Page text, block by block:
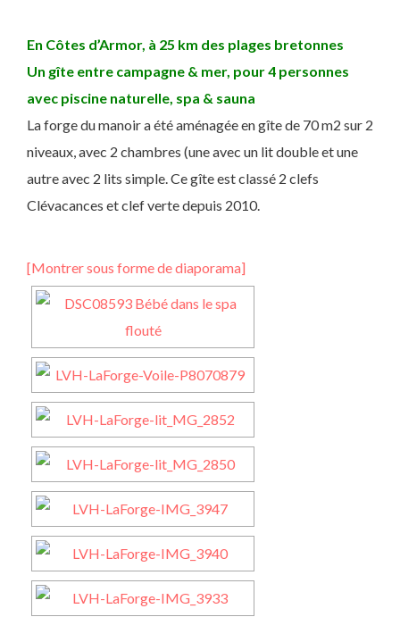
En Côtes d’Armor, à 25 km des plages bretonnes
Un gîte entre campagne & mer, pour 4 personnes
avec piscine naturelle, spa & sauna
La forge du manoir a été aménagée en gîte de 70 m2 sur 2
niveaux, avec 2 chambres (une avec un lit double et une
autre avec 2 lits simple. Ce gîte est classé 2 clefs
Clévacances et clef verte depuis 2010.
[Montrer sous forme de diaporama]